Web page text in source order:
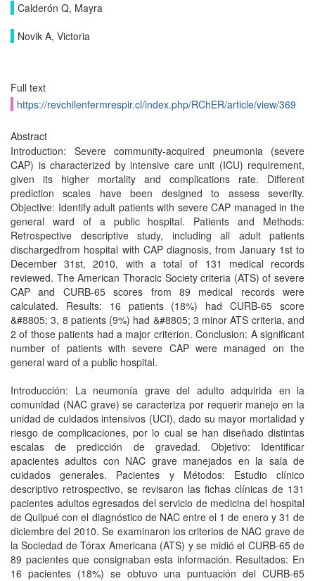
Calderón Q, Mayra
Novik A, Victoria
Full text
https://revchilenfermrespir.cl/index.php/RChER/article/view/369
Abstract
Introduction: Severe community-acquired pneumonia (severe
CAP) is characterized by intensive care unit (ICU) requirement,
given its higher mortality and complications rate. Different
prediction scales have been designed to assess severity.
Objective: Identify adult patients with severe CAP managed in the
general ward of a public hospital. Patients and Methods:
Retrospective descriptive study, including all adult patients
dischargedfrom hospital with CAP diagnosis, from January 1st to
December 31st, 2010, with a total of 131 medical records
reviewed. The American Thoracic Society criteria (ATS) of severe
CAP and CURB-65 scores from 89 medical records were
calculated. Results: 16 patients (18%) had CURB-65 score
&#8805; 3, 8 patients (9%) had &#8805; 3 minor ATS criteria, and
2 of those patients had a major criterion. Conclusion: A significant
number of patients with severe CAP were managed on the
general ward of a public hospital.
Introducción: La neumonía grave del adulto adquirida en la
comunidad (NAC grave) se caracteriza por requerir manejo en la
unidad de cuidados intensivos (UCI), dado su mayor mortalidad y
riesgo de complicaciones, por lo cual se han diseñado distintas
escalas de predicción de gravedad. Objetivo: Identificar
apacientes adultos con NAC grave manejados en la sala de
cuidados generales. Pacientes y Métodos: Estudio clínico
descriptivo retrospectivo, se revisaron las fichas clínicas de 131
pacientes adultos egresados del servicio de medicina del hospital
de Quilpué con el diagnóstico de NAC entre el 1 de enero y 31 de
diciembre del 2010. Se examinaron los criterios de NAC grave de
la Sociedad de Tórax Americana (ATS) y se midió el CURB-65 de
89 pacientes que consignaban esta información. Resultados: En
16 pacientes (18%) se obtuvo una puntuación del CURB-65